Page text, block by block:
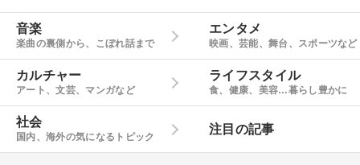
音楽
楽曲の裏側から、こぼれ話まで
エンタメ
映画、芸能、舞台、スポーツなど
カルチャー
アート、文芸、マンガなど
ライフスタイル
食、健康、美容…暮らし豊かに
社会
国内、海外の気になるトピック
注目の記事